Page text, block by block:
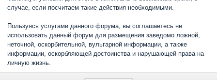
случае, если посчитаем такие действия необходимыми.
Пользуясь услугами данного форума, вы соглашаетесь не
использовать данный форум для размещения заведомо ложной,
неточной, оскорбительной, вульгарной информации, а также
информации, оскорбляющей достоинства и нарушающей права на
личную жизнь.